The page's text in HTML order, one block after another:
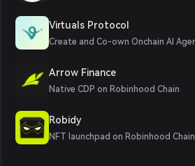
Virtuals Protocol
Create and Co-own Onchain AI
Arrow Finance
Native CDP on Robinhood Chain
Robidy
NFT launchpad on Robinhood Chain